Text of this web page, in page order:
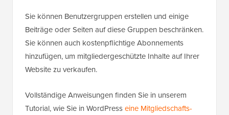
Sie können Benutzergruppen erstellen und einige
Beiträge oder Seiten auf diese Gruppen beschränken.
Sie können auch kostenpflichtige Abonnements
hinzufügen, um mitgliedergeschützte Inhalte auf Ihrer
Website zu verkaufen.
Vollständige Anweisungen finden Sie in unserem
Tutorial, wie Sie in WordPresseine Mitgliedschafts-